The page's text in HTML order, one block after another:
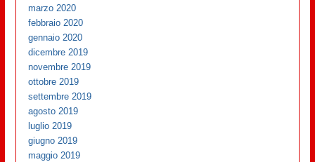
marzo 2020
febbraio 2020
gennaio 2020
dicembre 2019
novembre 2019
ottobre 2019
settembre 2019
agosto 2019
luglio 2019
giugno 2019
maggio 2019